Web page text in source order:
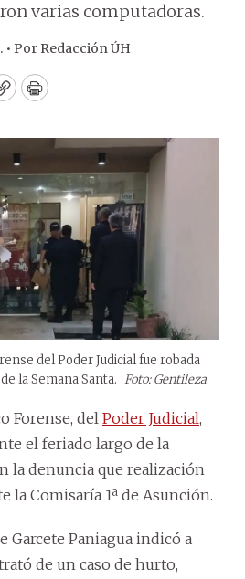
varias computadoras.
• Por Redacción ÚH
CopyPrint
del Poder Judicial fue robada
la Semana Santa. Foto: Gentileza
Forense, del Poder Judicial,
el feriado largo de la
la denuncia que realización
la Comisaría 1ª de Asunción.
Garcete Paniagua indicó a
de un caso de hurto,